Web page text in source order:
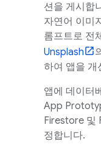
션을 게시합
자연어 이미
롬프트로 전
Unsplash
하여 앱을 개
앱에 데이터
App
Firestore 및
정합니다.